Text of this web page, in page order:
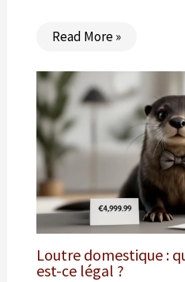
Read More »
Loutre domestique :
est-ce légal ?